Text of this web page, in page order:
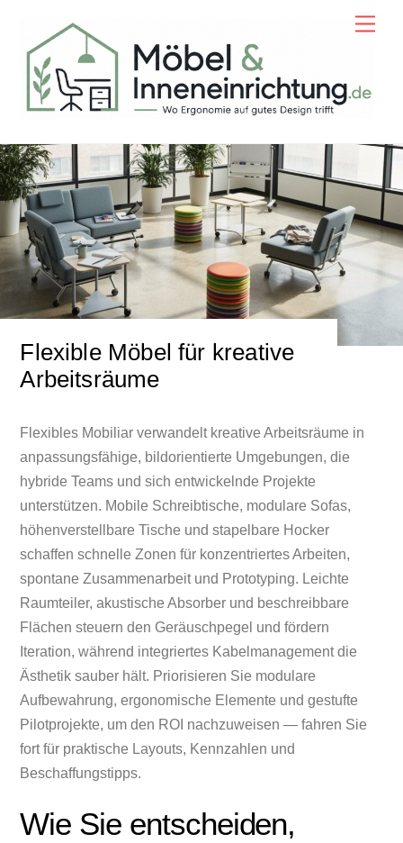
content
Flexible Möbel für kreative
Arbeitsräume
Flexibles Mobiliar verwandelt kreative Arbeitsräume in
anpassungsfähige, bildorientierte Umgebungen, die
hybride Teams und sich entwickelnde Projekte
unterstützen. Mobile Schreibtische, modulare Sofas,
höhenverstellbare Tische und stapelbare Hocker
schaffen schnelle Zonen für konzentriertes Arbeiten,
spontane Zusammenarbeit und Prototyping. Leichte
Raumteiler, akustische Absorber und beschreibbare
Flächen steuern den Geräuschpegel und fördern
Iteration, während integriertes Kabelmanagement die
Ästhetik sauber hält. Priorisieren Sie modulare
Aufbewahrung, ergonomische Elemente und gestufte
Pilotprojekte, um den ROI nachzuweisen — fahren Sie
fort für praktische Layouts, Kennzahlen und
Beschaffungstipps.
Wie Sie entscheiden,